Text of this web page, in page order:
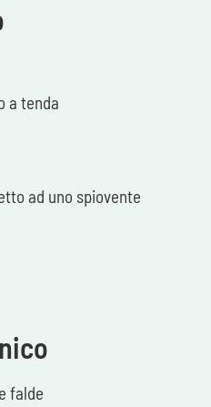
a tenda
ad uno spiovente
falde